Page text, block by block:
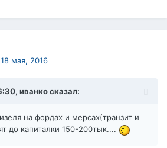
18 мая, 2016
иванко сказал:
на фордах и мерсах(транзит и
до капиталки 150-200тык....